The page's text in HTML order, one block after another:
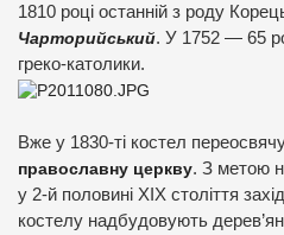
1810 році останній з роду
Чарторийський. У 1752 — 65
греко-католики.
Вже у 1830-ті костел
православну церкву. З метою
у 2-й половині XIX століття
костелу надбудовують